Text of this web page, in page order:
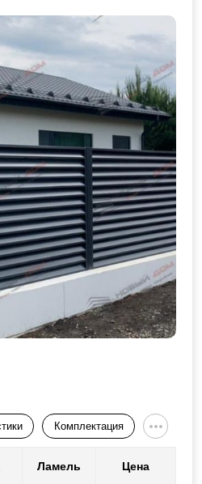
Комплектация
Ламель Цена